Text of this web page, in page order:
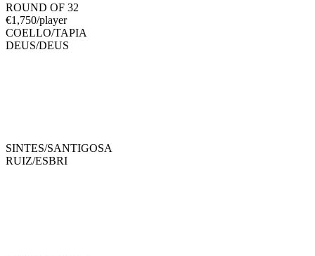
ROUND OF 32
€1,750/player
COELLO/TAPIA
DEUS/DEUS
SINTES/SANTIGOSA
RUIZ/ESBRI